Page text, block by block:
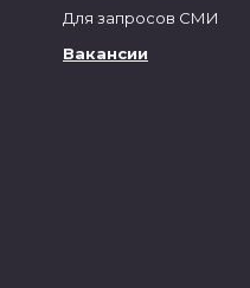
Для запросов СМИ
Вакансии